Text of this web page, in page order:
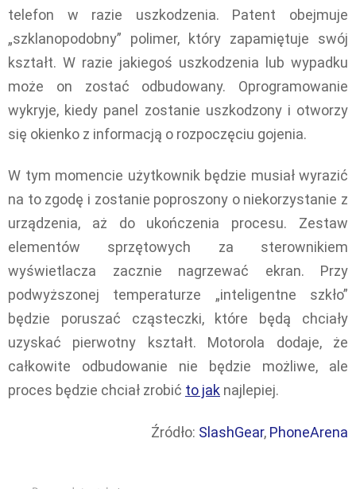
telefon w razie uszkodzenia. Patent obejmuje
„szklanopodobny” polimer, który zapamiętuje swój
kształt. W razie jakiegoś uszkodzenia lub wypadku
może on zostać odbudowany. Oprogramowanie
wykryje, kiedy panel zostanie uszkodzony i otworzy
się okienko z informacją o rozpoczęciu gojenia.
W tym momencie użytkownik będzie musiał wyrazić
na to zgodę i zostanie poproszony o niekorzystanie z
urządzenia, aż do ukończenia procesu. Zestaw
elementów sprzętowych za sterownikiem
wyświetlacza zacznie nagrzewać ekran. Przy
podwyższonej temperaturze „inteligentne szkło”
będzie poruszać cząsteczki, które będą chciały
uzyskać pierwotny kształt. Motorola dodaje, że
całkowite odbudowanie nie będzie możliwe, ale
proces będzie chciał zrobić to jak najlepiej.
Źródło: SlashGear, PhoneArena